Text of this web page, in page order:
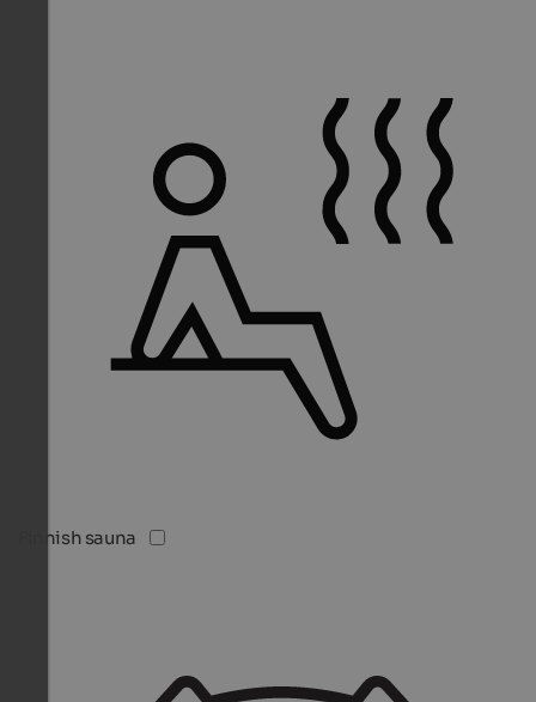
Finnish sauna